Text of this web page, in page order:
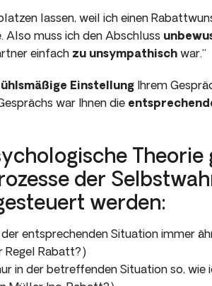
lassen, weil ich einen
Also muss ich den Abschluss
einfach zu unsympathisch war.“
Einstellung Ihrem
war Ihnen die
Theorie
der
werden:
entsprechenden Situation immer
Regel Rabatt?)
in der betreffenden Situation so, wie